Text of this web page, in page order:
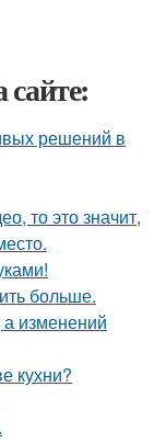
решений в
то это значит,
больше.
изменений
кухни?